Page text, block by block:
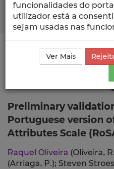
Search Button
Ciência_Iscte Publicações
Publicação
Preliminary
Portuguese version
Attributes Scale
Raquel Oliveira (Oliveira,
(Arriaga, P.); Steven
funcionalidades do
utilizador está a
sejam usadas nas
Ver Mais